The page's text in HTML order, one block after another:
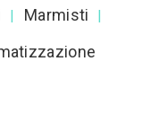
| Marmisti |